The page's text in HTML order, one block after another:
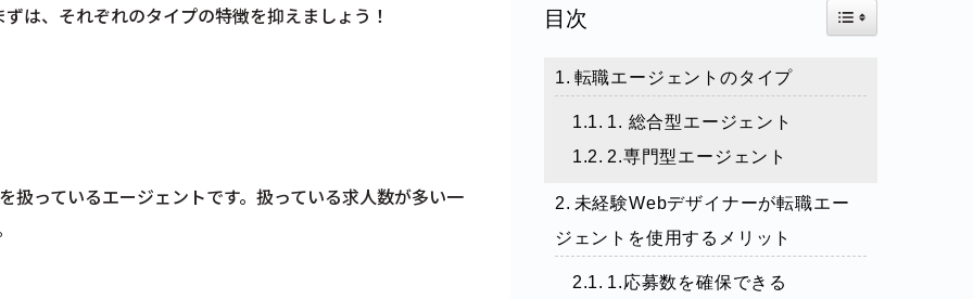
は、それぞれのタイプの特徴を抑えましょう！
扱っているエージェントです。扱っている求人数が多い一
目次 Toggle Table of
転職エージェントのタイプ
1. 総合型エージェント
2.専門型エージェント
未経験Webデザイナーが転職エー
ジェントを使用するメリット
1.応募数を確保できる